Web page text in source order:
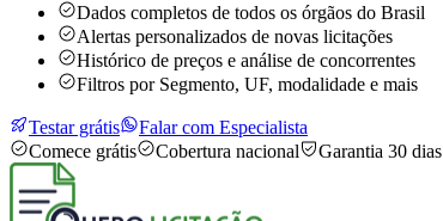
Dados completos de todos os órgãos do Brasil
Alertas personalizados de novas licitações
Histórico de preços e análise de concorrentes
Filtros por Segmento, UF, modalidade e mais
Testar grátis
Falar com Especialista
Comece grátis
Cobertura nacional Garantia 30 dias